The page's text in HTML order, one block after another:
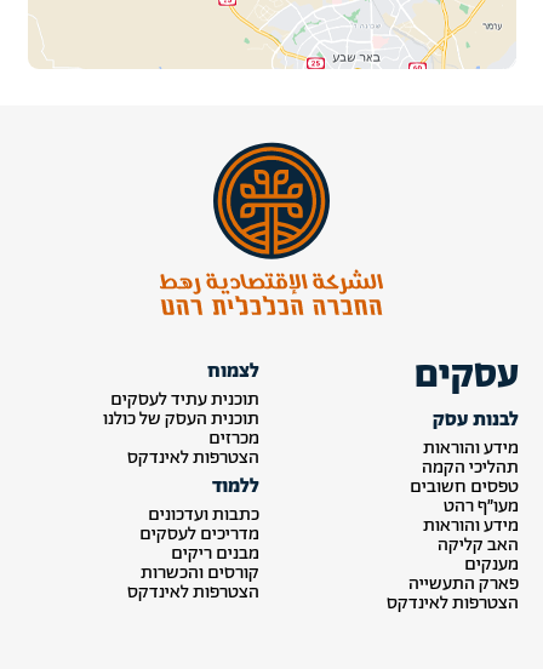
עסקים
לבנות עסק
מידע והוראות
תהליכי הקמה
טפסים חשובים
מעו״ף רהט
מידע והוראות
האב קליקה
מענקים
פארק התעשייה
הצטרפות לאינדקס
לצמוח
תוכנית עתיד לעסקים
תוכנית העסק של כולנו
מכרזים
הצטרפות לאינדקס
ללמוד
כתבות ועדכונים
מדריכים לעסקים
מבנים ריקים
קורסים והכשרות
הצטרפות לאינדקס